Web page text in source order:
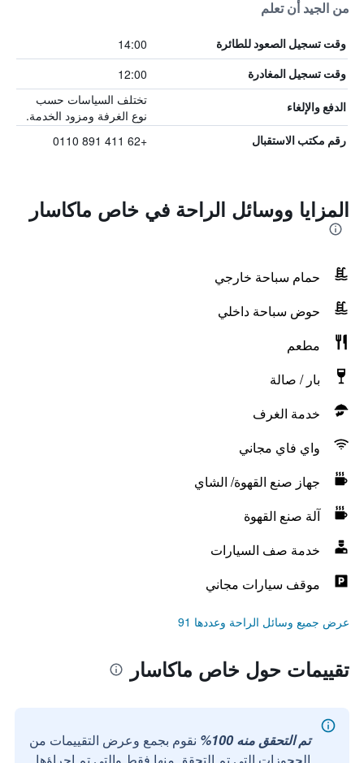
من الجيد أن تعلم
وقت تسجيل الصعود للطائرة 14:00
وقت تسجيل المغادرة 12:00
الدفع والإلغاء
تختلف السياسات حسب
نوع الغرفة ومزود الخدمة.
رقم مكتب الاستقبال +62 411 891 0110
المزايا ووسائل الراحة في خاص ماكاسار
حمام سباحة خارجي
حوض سباحة داخلي
مطعم
بار / صالة
خدمة الغرف
واي فاي مجاني
جهاز صنع القهوة/ الشاي
آلة صنع القهوة
خدمة صف السيارات
موقف سيارات مجاني
عرض جميع وسائل الراحة وعددها 91
تقييمات حول خاص ماكاسار
تم التحقق منه 100%
نقوم بجمع وعرض التقييمات من